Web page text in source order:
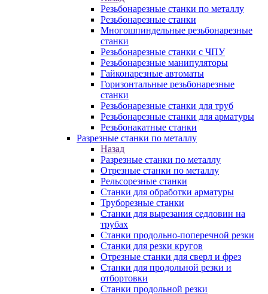
Резьбонарезные станки по металлу
Резьбонарезные станки
Многошпиндельные резьбонарезные
станки
Резьбонарезные станки с ЧПУ
Резьбонарезные манипуляторы
Гайконарезные автоматы
Горизонтальные резьбонарезные
станки
Резьбонарезные станки для труб
Резьбонарезные станки для арматуры
Резьбонакатные станки
Разрезные станки по металлу
Назад
Разрезные станки по металлу
Отрезные станки по металлу
Рельсорезные станки
Станки для обработки арматуры
Труборезные станки
Станки для вырезания седловин на
трубаx
Станки продольно-поперечной резки
Станки для резки кругов
Отрезные станки для сверл и фрез
Станки для продольной резки и
отбортовки
Станки продольной резки